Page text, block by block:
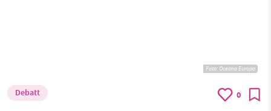
Foto: Oceana Europa
Debatt 0